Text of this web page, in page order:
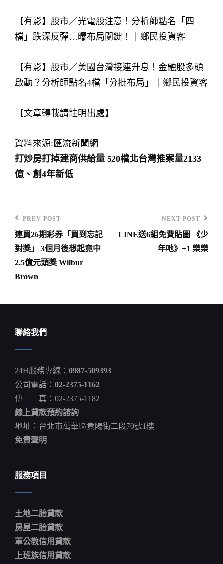
【有影】股市／光電股注意！分析師點名「四
檔」跌深反彈…曝布局關鍵！｜鄉民投資客
【有影】股市／美國台灣接連升息！金融股多頭
啟動？分析師點名4檔「分批布局」｜鄉民投資客
【文章轉載請註明出處】
資料來源:匯流新聞網
打炒房打掉建商供給量 520檔北台灣推案量2133
億、創4年新低
文
章
導
Previous
Post
PREV POST
連買26期彩券「買到忘記
對獎」 3個月後想起竟中
2.5億元頭獎 Wilbur
Brown
Post
NEXT POST
LINE送6組免費貼圖 《少
年吔》+1 樂樂
聯絡我們
24H服務專線： 0987-509393
公司電話： 02-2375-1162
傳 真：02-2375-1182
線上貸款預約諮詢
地址：台北市萬華區貴陽街二段70號1樓
免責聲明
服務項目
土地二胎貸款
房屋二胎貸款
軍公教信用貸款
上班族信用貸款